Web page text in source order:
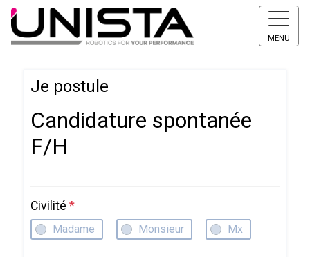
MENU
Je postule
Candidature spontanée
F/H
Civilité *
Madame Monsieur Mx